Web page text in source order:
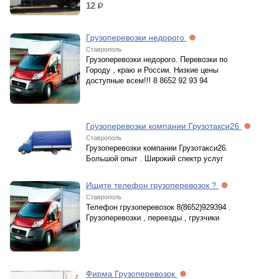
12 р.
Грузоперевозки недорого
Ставрополь
Грузоперевозки недорого. Перевозки по
Городу , краю и России. Низкие цены
доступные всем!!! 8 8652 92 93 94
Грузоперевозки компании Грузотакси26
Ставрополь
Грузоперевозки компании Грузотакси26.
Большой опыт . Широкий спектр услуг
Ищите телефон грузоперевозок ?
Ставрополь
Телефон грузоперевозок 8(8652)929394 .
Грузоперевозки , переезды , грузчики
Фирма Грузоперевозок